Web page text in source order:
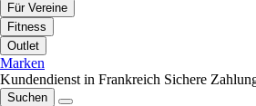
Für Vereine
Fitness
Outlet
Marken
Kundendienst in Frankreich Sichere
Suchen